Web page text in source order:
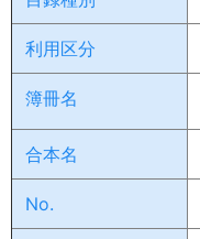
利用区分
簿冊名
合本名
No.